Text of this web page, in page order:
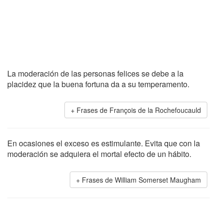
La moderación de las personas felices se debe a la
placidez que la buena fortuna da a su temperamento.
Frases de François de la Rochefoucauld
En ocasiones el exceso es estimulante. Evita que con la
moderación se adquiera el mortal efecto de un hábito.
Frases de William Somerset Maugham